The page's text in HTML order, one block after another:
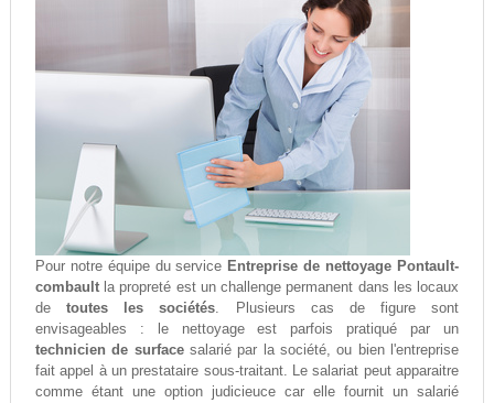
Pour notre équipe du service Entreprise de nettoyage Pontault-
combaultla propreté est un challenge permanent dans les locaux
detoutes les sociétés. Plusieurs cas de figure sont
envisageables : le nettoyage est parfois pratiqué par un
technicien de surfacesalarié par la société, ou bien l'entreprise
fait appel à un prestataire sous-traitant. Le salariat peut apparaitre
comme étant une option judicieuce car elle fournit un salarié